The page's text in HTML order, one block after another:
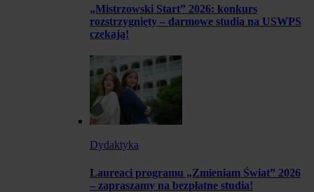
„Mistrzowski Start” 2026: konkurs
rozstrzygnięty – darmowe studia na USWPS
czekają!
Dydaktyka
Laureaci programu „Zmieniam Świat” 2026
– zapraszamy na bezpłatne studia!